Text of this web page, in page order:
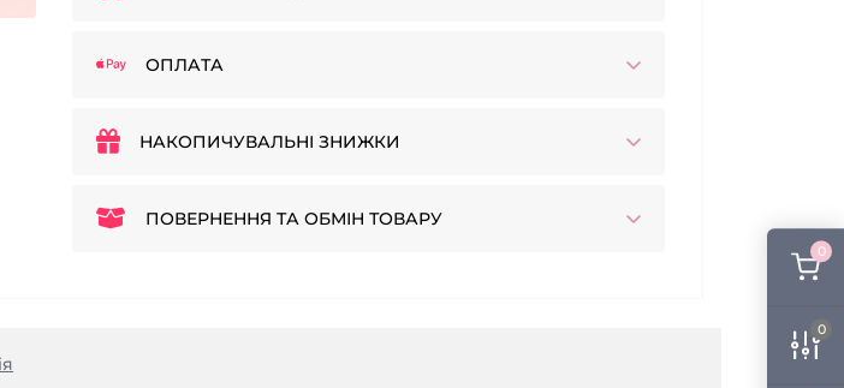
0
0
ОПЛАТА
НАКОПИЧУВАЛЬНІ ЗНИЖКИ
ПОВЕРНЕННЯ ТА ОБМІН ТОВАРУ